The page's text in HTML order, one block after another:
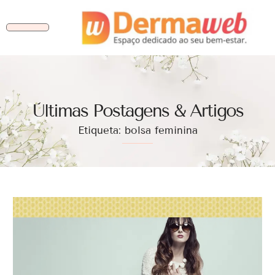
Ùltimas Postagens & Artigos
Etiqueta: bolsa feminina